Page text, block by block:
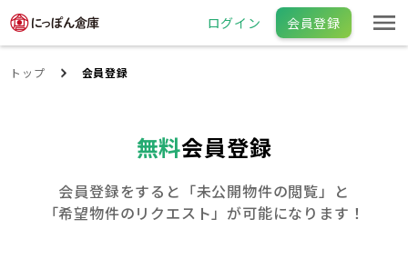
ログイン 会員登録
トップ 会員登録
無料会員登録
会員登録をすると「未公開物件の閲覧」と
「希望物件のリクエスト」が可能になります！